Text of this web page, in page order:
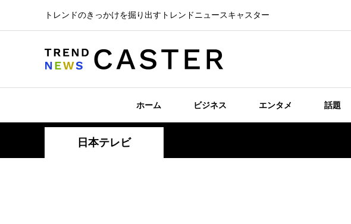
トレンドのきっかけを掘り出すトレンドニュースキャスター
ホーム ビジネス エンタメ 話題
日本テレビ